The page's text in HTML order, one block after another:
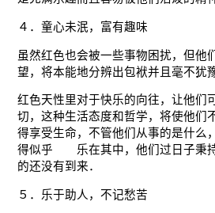
４．童心未泯，富有趣味
虽然红色也会被一些事物困扰，但他
望，将本能地分辨出包袱并且毫不犹
红色天性里对于快乐的向往，让他们
切，这种生活态度和哲学，将使他们
得享受生命，不管他们从事的是什么
得似乎 乐在其中，他们过日子秉
的还没有到来．
５．乐于助人，不记愁苦